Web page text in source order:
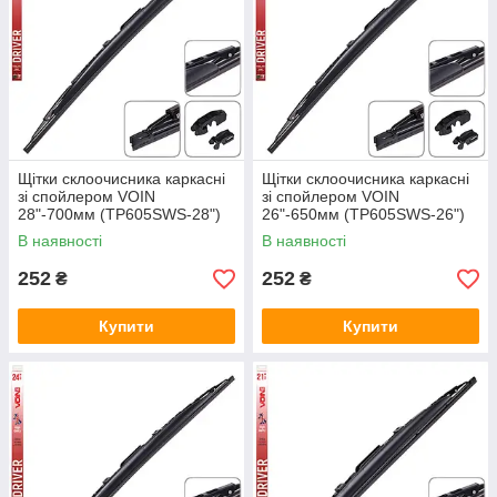
Щітки склоочисника каркасні
зі спойлером VOIN
28"-700мм (TP605SWS-28")
DRIVER
В наявності
252 ₴
Купити
Щітки склоочисника каркасні
зі спойлером VOIN
26"-650мм (TP605SWS-26")
DRIVER
В наявності
252 ₴
Купити